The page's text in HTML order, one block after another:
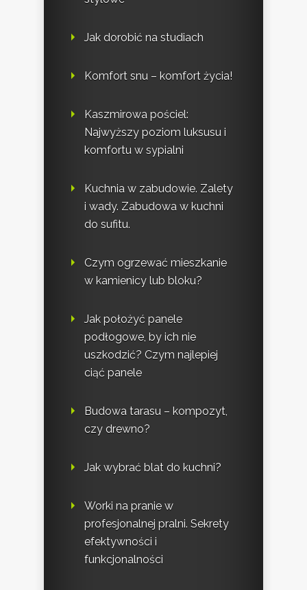
Jak dorobić na studiach
Komfort snu – komfort życia!
Kaszmirowa pościel:
Najwyższy poziom luksusu i
komfortu w sypialni
Kuchnia w zabudowie. Zalety
i wady. Zabudowa w kuchni
do sufitu.
Czym ogrzewać mieszkanie
w kamienicy lub bloku?
Jak położyć panele
podłogowe, by ich nie
uszkodzić? Czym najlepiej
ciąć panele
Budowa tarasu – kompozyt,
czy drewno?
Jak wybrać blat do kuchni?
Worki na pranie w
profesjonalnej pralni. Sekrety
efektywności i
funkcjonalności